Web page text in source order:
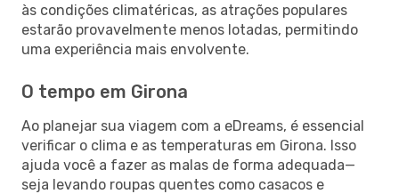
às condições climatéricas, as atrações populares
estarão provavelmente menos lotadas, permitindo
uma experiência mais envolvente.
O tempo em Girona
Ao planejar sua viagem com a eDreams, é essencial
verificar o clima e as temperaturas em Girona. Isso
ajuda você a fazer as malas de forma adequada—
seja levando roupas quentes como casacos e